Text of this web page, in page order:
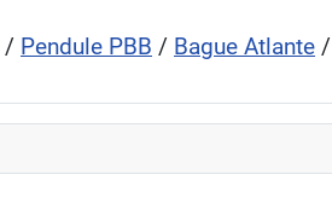
/ Pendule PBB / Bague Atlante /